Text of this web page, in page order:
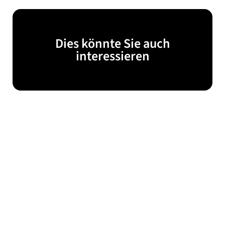
Dies könnte Sie auch
interessieren